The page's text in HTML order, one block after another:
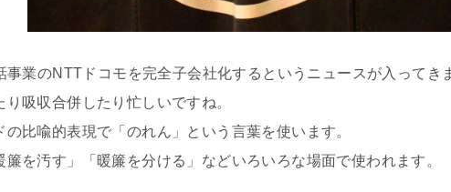
業のNTTドコモを完全子会社化するというニュースが入ってき
吸収合併したり忙しいですね。
比喩的表現で「のれん」という言葉を使います。
簾を汚す」「暖簾を分ける」などいろいろな場面で使われます。